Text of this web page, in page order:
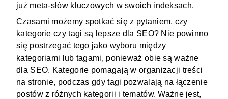
już meta-słów kluczowych w swoich indeksach.
Czasami możemy spotkać się z pytaniem, czy
kategorie czy tagi są lepsze dla SEO? Nie powinno
się postrzegać tego jako wyboru między
kategoriami lub tagami, ponieważ obie są ważne
dla SEO. Kategorie pomagają w organizacji treści
na stronie, podczas gdy tagi pozwalają na łączenie
postów z różnych kategorii i tematów. Ważne jest,